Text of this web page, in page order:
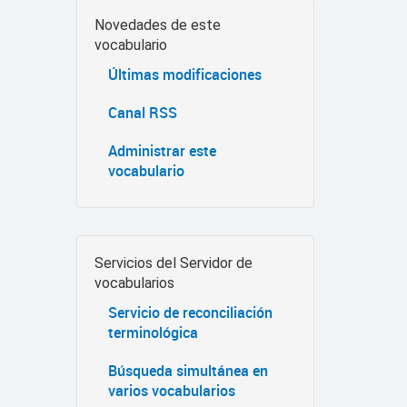
Novedades de este
vocabulario
Últimas modificaciones
Canal RSS
Administrar este
vocabulario
Servicios del Servidor de
vocabularios
Servicio de reconciliación
terminológica
Búsqueda simultánea en
varios vocabularios